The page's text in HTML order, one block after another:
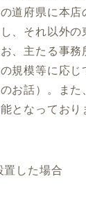
道府県に本
、それ以外の
、主たる事
規模等に応
お話）。また
となってお
置した場合